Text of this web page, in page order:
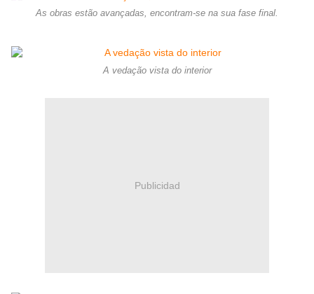
As obras estão avançadas, encontram-se na sua fase final.
A vedação vista do interior
Publicidad